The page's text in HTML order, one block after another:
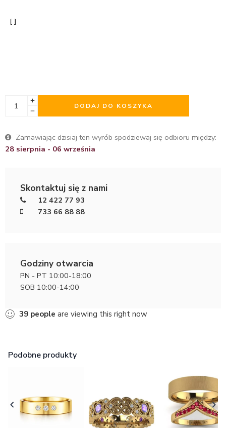
DODAJ DO KOSZYKA
Zamawiając dzisiaj ten wyrób spodziewaj się odbioru między:
28 sierpnia - 06 września
Skontaktuj się z nami
12 422 77 93
733 66 88 88
Godziny otwarcia
PN - PT 10:00-18:00
SOB 10:00-14:00
39 people are viewing this right now
Podobne produkty